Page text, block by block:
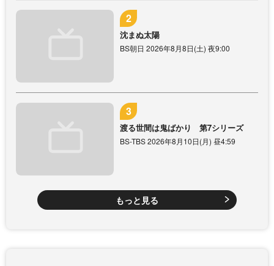
沈まぬ太陽
BS朝日 2026年8月8日(土) 夜9:00
渡る世間は鬼ばかり 第7シリーズ
BS-TBS 2026年8月10日(月) 昼4:59
もっと見る